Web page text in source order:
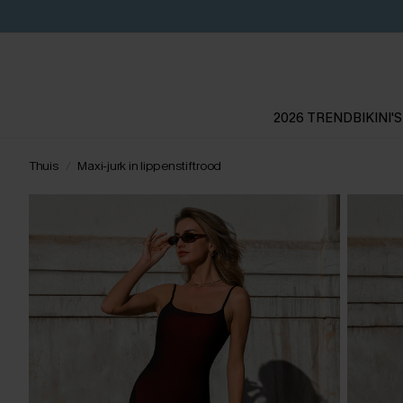
2026 TRENDBIKINI'S
Thuis Maxi-jurk in lippenstiftrood